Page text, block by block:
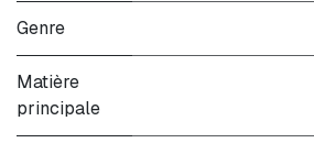
Genre
Matière
principale